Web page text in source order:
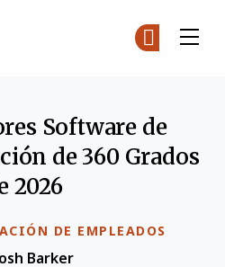
DE EMPLEADOS
Software de
de 360 Grados
2026
Josh Barker